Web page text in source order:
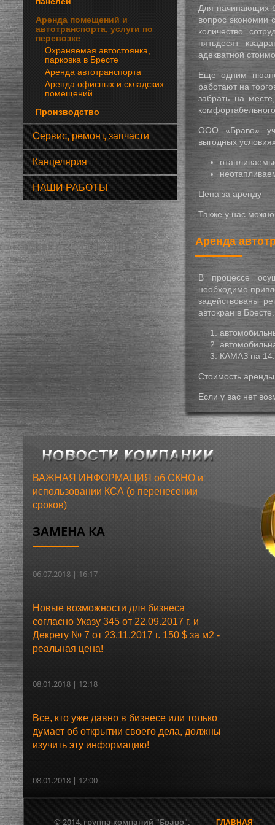
Аренда помещений и
автотранспорта, услуги по
перевозке
Охраняемая автостоянка,
парковка в Бресте
Аренда автотранспорта
Аренда офисных и складских
помещений
Производство
Сервис, ремонт, запчасти
Канцелярия
НАШИ РАБОТЫ
Для начинающих
вопрос экономии
количество
пятьдесят
адекватной
Еще одним
работают на
забрать на
ООО «Браво»
выгодных
Цена за аренду —
Также у нас
Аренда
В процессе
необходимо
задействованы
автокран в
КАМАЗ на
Стоимость аренды
Если у вас нет
ВАЖНАЯ ИНФОРМАЦИЯ об СКНО и
использовании КСА (о перенесении
сроков)
ЗАМЕНА КА
06.07.2018 | 16:17
Новые возможности для бизнеса
согласно Указу 345 от 22.09.2017 г. и
Декрету № 7 от 23.11.2017 г. 150 $ за м2 -
реальная цена!
08.01.2018 | 12:18
Все, кто уже давно в бизнесе или только
думает об открытии своего дела, должны
изучить эту информацию!
08.01.2018 | 12:00
© 2014, группа компаний "Браво".
ГЛАВНАЯ